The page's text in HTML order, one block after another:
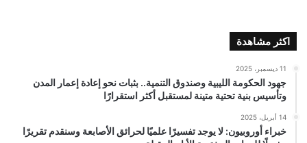
اكثر مشاهدة
11 ديسمبر، 2025
جهود الحكومة الليبية وصندوق التنمية.. بثبات نحو إعادة إعمار المدن
وتأسيس بنية تحتية متينة لمستقبل أكثر استقرارًا
14 أبريل، 2025
خبراء أوروبيون: لا يوجد تفسيرًا علميًا لحرائق الأصابعة وسنقدم تقريرًا